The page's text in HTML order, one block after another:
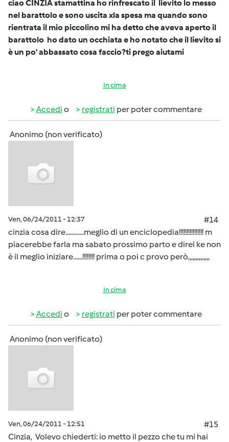
ciao CINZIA stamattina ho rinfrescato il lievito lo messo
nel barattolo e sono uscita xla spesa ma quando sono
rientrata il mio piccolino mi ha detto che aveva aperto il
barattolo ho dato un occhiata e ho notato che il lievito si
è un po' abbassato cosa faccio?ti prego aiutami
In cima
Accedi o registrati per poter commentare
Anonimo (non verificato)
Ven, 06/24/2011 - 12:37
#14
cinzia cosa dire............meglio di un enciclopedia!!!!!!!!!!!!!!!! m
piacerebbe farla ma sabato prossimo parto e direi ke non
è il meglio iniziare......!!!!!!!! prima o poi c provo però,,,,,,,,,,,,,,
In cima
Accedi o registrati per poter commentare
Anonimo (non verificato)
Ven, 06/24/2011 - 12:51
#15
Cinzia, Volevo chiederti: io metto il pezzo che tu mi hai